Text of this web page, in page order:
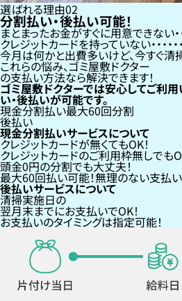
選ばれる理由02
分割払い・後払い可能！
まとまったお金がすぐに用意できない
クレジットカードを持っていない・・・
今月は何かと出費多いけど、今すぐ清
これらの悩み、ゴミ屋敷ドクター
の支払い方法なら解決できます！
ゴミ屋敷ドクターでは安心してご利
い・後払いが可能です。
現金分割払い最大60回分割
後払い
現金分割払いサービスについて
クレジットカードが無くてもOK！
クレジットカードのご利用枠無しでも
頭金0円の分割でも大丈夫！
最大60回払い可能！無理のない支払い
後払いサービスについて
清掃実施日の
翌月末までにお支払いでOK！
お支払いのタイミングは指定可能！